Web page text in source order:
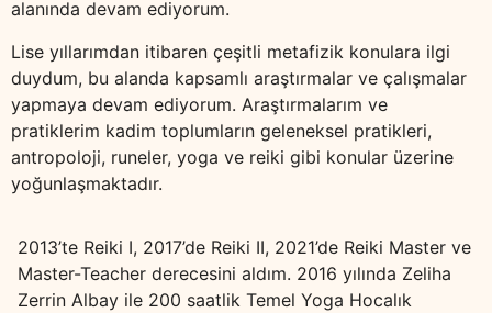
alanında devam ediyorum.
Lise yıllarımdan itibaren çeşitli metafizik konulara ilgi
duydum, bu alanda kapsamlı araştırmalar ve çalışmalar
yapmaya devam ediyorum. Araştırmalarım ve
pratiklerim kadim toplumların geleneksel pratikleri,
antropoloji, runeler, yoga ve reiki gibi konular üzerine
yoğunlaşmaktadır.
2013’te Reiki I, 2017’de Reiki II, 2021’de Reiki Master ve
Master-Teacher derecesini aldım. 2016 yılında Zeliha
Zerrin Albay ile 200 saatlik Temel Yoga Hocalık